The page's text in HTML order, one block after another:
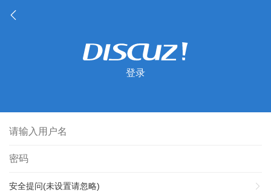
登录
安全提问(未设置请忽略)